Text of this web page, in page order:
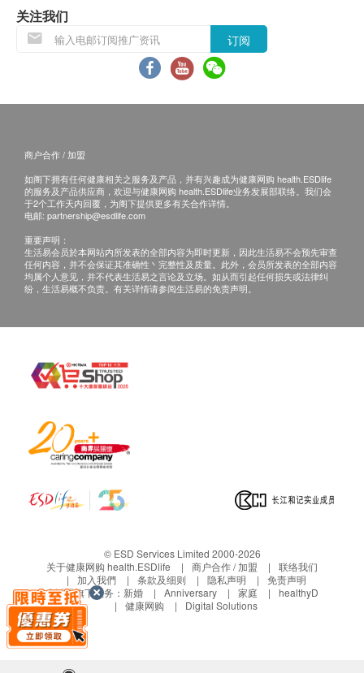
认。倘若供应商未能提供任何订单上的货品，健康
网购health.ESDlife有权拒绝接受该订单，并且会
于送货前透过电话或电邮通知顾客再作安排。
倘若由于不可抗力的原因(包括但不限于由于天
康网购health.ESDlife均不会承担任何责任或赔
偿。
华康复康用品有限公司会根据阁下提供的地址尽力
确保货品在预约日期送到该地址，若因阁下的原因
而导致货品超过购买日期30日后仍不成功派送，康
复康用品有限公司保留权利包括任何拒绝要求退款
申请之权利。
个工作天前联络营康荟。
货品将被送回至营康荟，客人需于分店的办公时间
内自行安排前往领回， 并不会安排再次送货，而
保养条款
客户于收取货品时必须检查所订购之货品是否有损
在送货日期起计7天以内通知华康复康用品有限公
退换产品必须包装完整，如退换之产品有任何残缺
或过期退回，供应商有权不受理。
血糖测试产品享5年保养。
血压计享2年保养。
除血糖测试产品及血压计外，其他商品均不享任何
保养。
关注我们
订阅
商户合作 / 加盟
如阁下拥有任何健康相关之服务及产品，并有兴趣成为健康网购 health.ESDlife
的服务及产品供应商，欢迎与健康网购 health.ESDlife业务发展部联络。我们会
于2个工作天内回覆，为阁下提供更多有关合作详情。
电邮: partnership@esdlife.com
重要声明：
生活易会员於本网站内所发表的全部内容为即时更新，因此生活易不会预先审查
任何内容，并不会保证其准确性丶完整性及质量。此外，会员所发表的全部内容
均属个人意见，并不代表生活易之言论及立场。如从而引起任何损失或法律纠
纷，生活易概不负责。有关详情请参阅生活易的免责声明。
© ESD Services Limited 2000-2026
关于健康网购 health.ESDlife
商户合作 / 加盟
联络我们
加入我們
条款及细则 隐私声明
免责声明
生活易旗下业务： 新婚 Anniversary 家庭
healthyD
健康网购
Digital Solutions